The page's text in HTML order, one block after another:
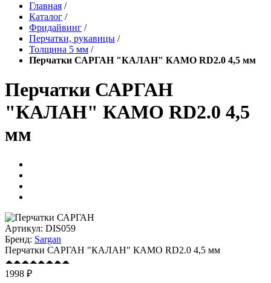
Главная /
Каталог /
Фридайвинг /
Перчатки, рукавицы /
Толщина 5 мм /
Перчатки САРГАН "КАЛАН" КАМО RD2.0 4,5 мм
Перчатки САРГАН
"КАЛАН" КАМО RD2.0 4,5
мм
Артикул: DIS059
Бренд: Sargan
Перчатки САРГАН "КАЛАН" КАМО RD2.0 4,5 мм
1998 ₽